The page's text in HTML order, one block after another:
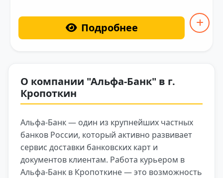
Подробнее
О компании "Альфа-Банк" в г.
Кропоткин
Альфа-Банк — один из крупнейших частных
банков России, который активно развивает
сервис доставки банковских карт и
документов клиентам. Работа курьером в
Альфа-Банк в Кропоткине — это возможность